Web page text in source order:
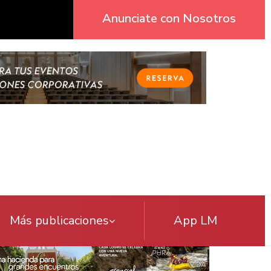
Anunciate con Nosotros
Más publicaciones App LM